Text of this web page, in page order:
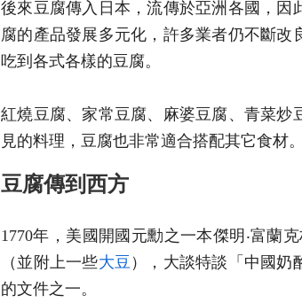
後來豆腐傳入日本，流傳於亞洲各國，因
腐的產品發展多元化，許多業者仍不斷
吃到各式各樣的豆腐。
紅燒豆腐、家常豆腐、麻婆豆腐、青菜炒
見的料理，豆腐也非常適合搭配其它食材。
豆腐傳到西方
1770年，美國開國元勳之一本傑明‧富蘭
（並附上一些大豆 ），大談特談「中國奶
的文件之一。